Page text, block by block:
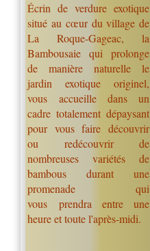
Écrin de verdure exotique
situé au cœur du village de
La Roque-Gageac, la
Bambousaie qui prolonge
de manière naturelle le
jardin exotique originel,
vous accueille dans un
cadre totalement dépaysant
pour vous faire découvrir
ou redécouvrir de
nombreuses variétés de
bambous durant une
promenade qui
vous prendra entre une
heureet toute l'après-midi.